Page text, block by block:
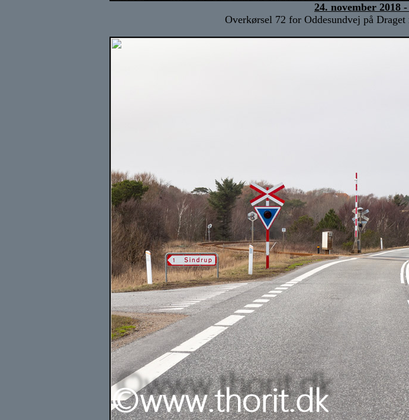
24. november 2018
Overkørsel 72 for Oddesundvej på